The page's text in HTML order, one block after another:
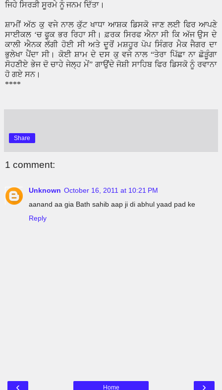
ਜਿਹੇ ਸਿਰੜੀ ਸੂਰਮੇ ਨੂੰ ਜਨਮ ਦਿੱਤਾ।
ਸ਼ਾਮੀਂ ਅੱਠ ਕੁ ਵਜੇ ਨਾਲ ਕੁੱਟ ਖਾਧਾ ਆਸ਼ਕ ਡਿਸਕੋ ਜਾਣ ਲਈ ਫਿਰ ਆਪਣੇ
ਸਾਈਕਲ ‘ਚ ਫੂਕ ਭਰ ਰਿਹਾ ਸੀ। ਫ਼ਰਕ ਸਿਰਫ ਐਨਾ ਸੀ ਕਿ ਅੱਜ ਉਸ ਦੇ
ਕਾਲੀ ਐਨਕ ਲੱਗੀ ਹੋਈ ਸੀ ਅਤੇ ਦੂਰੋਂ ਮਸ਼ਹੂਰ ਪੋਪ ਸਿੰਗਰ ਮੈਕ ਜੈਗਰ ਦਾ
ਭੁਲੇਖਾ ਪੈਂਦਾ ਸੀ। ਕੋਈ ਸ਼ਾਮ ਦੇ ਦਸ ਕੁ ਵਜੇ ਨਾਲ“ਤੇਰਾ ਪਿੱਛਾ ਨਾ ਛੋੜੂੰਗਾ
ਸੋਹਣੀਏ ਭੇਜ ਦੋ ਚਾਹੇ ਜੇਲ੍ਹ ਮੇਂ” ਗਾਉਂਦੇ ਜੋਸ਼ੀ ਸਾਹਿਬ ਫਿਰ ਡਿਸਕੋ ਨੂੰ ਰਵਾਨਾ
ਹੋ ਗਏ ਸਨ।
****
Share
1 comment:
Unknown October 16, 2011 at 10:21 PM
aanand aa gia Bath sahib aap ji di abhul yaad pad ke
Reply
‹ ›
Home